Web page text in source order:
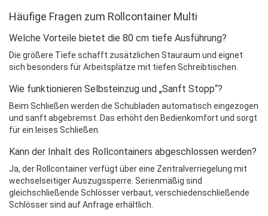
Häufige Fragen zum Rollcontainer Multi
Welche Vorteile bietet die 80 cm tiefe Ausführung?
Die größere Tiefe schafft zusätzlichen Stauraum und eignet
sich besonders für Arbeitsplätze mit tiefen Schreibtischen.
Wie funktionieren Selbsteinzug und „Sanft Stopp“?
Beim Schließen werden die Schubladen automatisch eingezogen
und sanft abgebremst. Das erhöht den Bedienkomfort und sorgt
für ein leises Schließen.
Kann der Inhalt des Rollcontainers abgeschlossen werden?
Ja, der Rollcontainer verfügt über eine Zentralverriegelung mit
wechselseitiger Auszugssperre. Serienmäßig sind
gleichschließende Schlösser verbaut, verschiedenschließende
Schlösser sind auf Anfrage erhältlich.